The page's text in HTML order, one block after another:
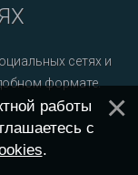
сетях и
формате.
работы
с
.